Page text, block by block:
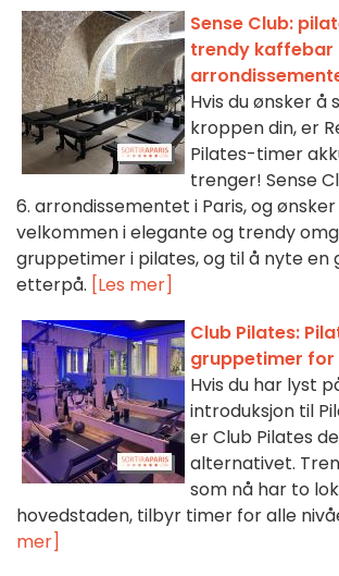
Sense Club:
trendy kaffebar
Hvis du ønsker
kroppen din, er
Pilates-timer
trenger! Sense
6. arrondissementet i Paris, og
velkommen i elegante og trendy
gruppetimer i pilates, og til å nyte en
etterpå. [Les mer]
Club Pilates:
gruppetimer for
Hvis du har lyst
introduksjon til
er Club Pilates
alternativet.
som nå har to
hovedstaden, tilbyr timer for alle
mer]